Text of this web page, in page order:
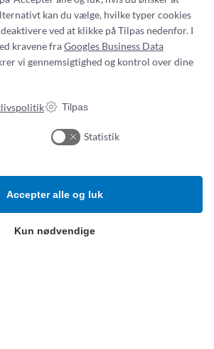
Om os
Om os
Kontakt os
ESG-rapport
Betingelser
kan du vælge, hvilke typer cookies
ved at klikke på Tilpas nedenfor. I
kravene fraGoogles Business Data
vi gennemsigtighed og kontrol over dine
Tilpas
Statistik
Kun nødvendige
Accepter alle og luk